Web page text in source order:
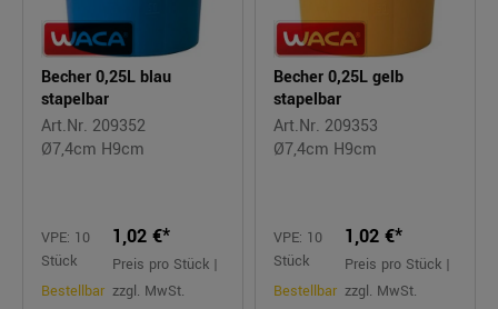
Becher 0,25L blau
stapelbar
Art.Nr. 209352
Ø7,4cm H9cm
VPE: 10
Stück
Bestellbar
1,02 €*
Preis pro Stück |
zzgl. MwSt.
Becher 0,25L gelb
stapelbar
Art.Nr. 209353
Ø7,4cm H9cm
VPE: 10
Stück
Bestellbar
1,02 €*
Preis pro Stück |
zzgl. MwSt.